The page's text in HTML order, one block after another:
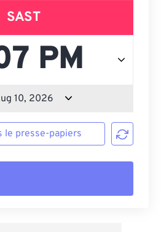
SAST
le presse-papiers